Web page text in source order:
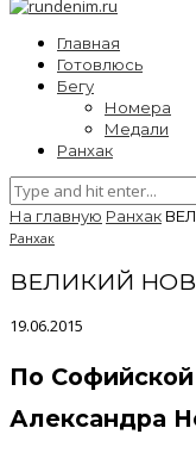
Главная
Готовлюсь
Бегу
Номера
Медали
Ранхак
На главную Ранхак
Ранхак
ВЕЛИКИЙ
19.06.2015
По
Александра